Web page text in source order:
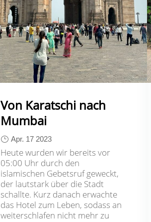
Von Karatschi nach
Mumbai
Apr. 17 2023
Heute wurden wir bereits vor
05:00 Uhr durch den
islamischen Gebetsruf geweckt,
der lautstark über die Stadt
schallte. Kurz danach erwachte
das Hotel zum Leben, sodass an
weiterschlafen nicht mehr zu